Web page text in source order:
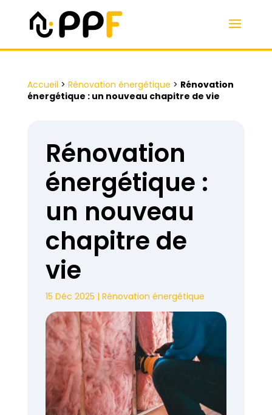
Accueil > Rénovation énergétique > Rénovation
énergétique : un nouveau chapitre de vie
Rénovation
énergétique :
un nouveau
chapitre de
vie
15 Déc 2025 | Rénovation énergétique